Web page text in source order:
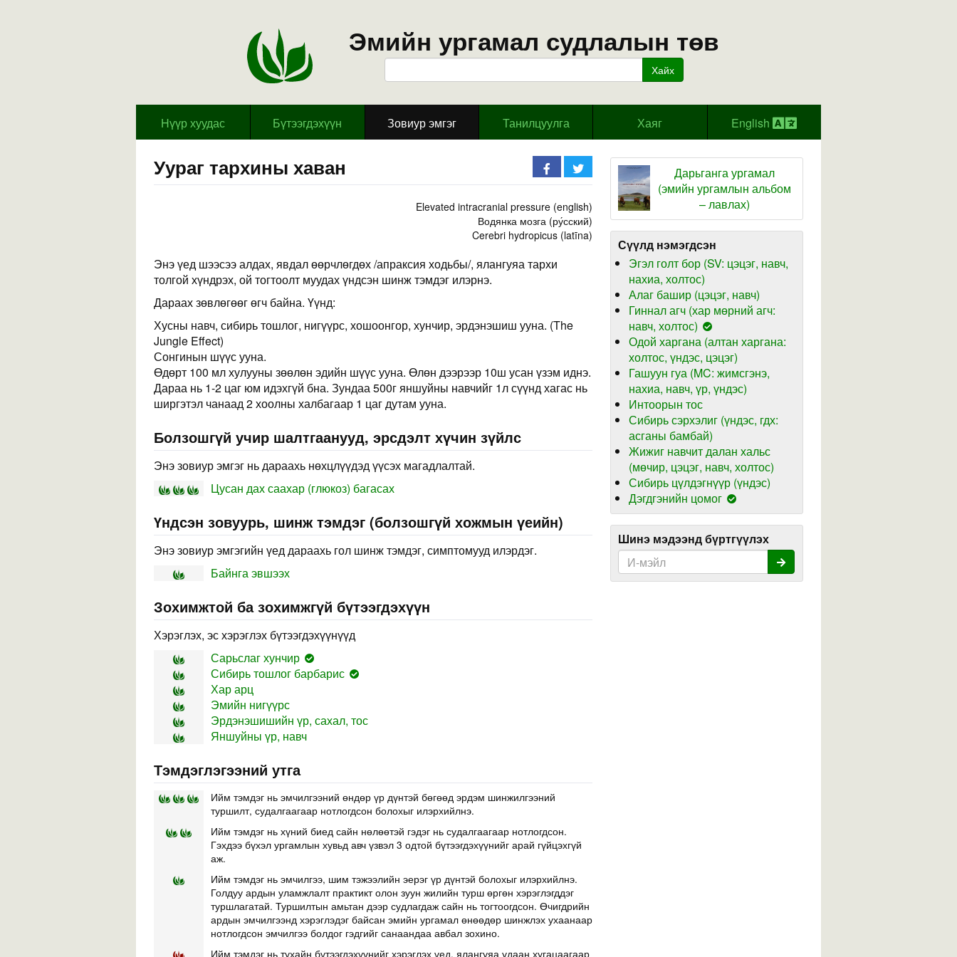
Эмийн ургамал судлалын төв
Хайх
Hүүр хуудас Бүтээгдэхүүн Зовиур эмгэг Танилцуулга Хаяг English
Уураг тархины хаван
Elevated intracranial pressure (english)
Водянка мозга (ру́сский)
Cerebri hydropicus (latīna)
Энэ үед шээсээ алдах, явдал өөрчлөгдөх /апраксия ходьбы/, ялангуяа тархи
толгой хүндрэх, ой тогтоолт муудах үндсэн шинж тэмдэг илэрнэ.
Дараах зөвлөгөөг өгч байна. Үүнд:
Хусны навч, сибирь тошлог, нигүүрс, хошоонгор, хунчир, эрдэнэшиш ууна. (The
Jungle Effect)
Сонгинын шүүс ууна.
Өдөрт 100 мл хулууны зөөлөн эдийн шүүс ууна. Өлөн дээрээр 10ш усан үзэм иднэ.
Дараа нь 1-2 цаг юм идэхгүй бна. Зундаа 500г яншуйны навчийг 1л сүүнд хагас нь
ширгэтэл чанаад 2 хоолны халбагаар 1 цаг дутам ууна.
Болзошгүй учир шалтгаанууд, эрсдэлт хүчин зүйлс
Энэ зовиур эмгэг нь дараахь нөхцлүүдэд үүсэх магадлалтай.
Цусан дах саахар (глюкоз) багасах
Үндсэн зовуурь, шинж тэмдэг (болзошгүй хожмын үеийн)
Энэ зовиур эмгэгийн үед дараахь гол шинж тэмдэг, симптомууд илэрдэг.
Байнга эвшээх
Зохимжтой ба зохимжгүй бүтээгдэхүүн
Хэрэглэх, эс хэрэглэх бүтээгдэхүүнүүд
Сарьслаг хунчир
Сибирь тошлог барбарис
Хар арц
Эмийн нигүүрс
Эрдэнэшишийн үр, сахал, тос
Яншуйны үр, навч
Тэмдэглэгээний утга
Ийм тэмдэг нь эмчилгээний өндөр үр дүнтэй бөгөөд эрдэм шинжилгээний
туршилт, судалгаагаар нотлогдсон болохыг илэрхийлнэ.
Ийм тэмдэг нь хүний биед сайн нөлөөтэй гэдэг нь судалгаагаар нотлогдсон.
Гэхдээ бүхэл ургамлын хувьд авч үзвэл 3 одтой бүтээгдэхүүнийг арай гүйцэхгүй
аж.
Ийм тэмдэг нь эмчилгээ, шим тэжээлийн эерэг үр дүнтэй болохыг илэрхийлнэ.
Голдуу ардын уламжлалт практикт олон зуун жилийн турш өргөн хэрэглэгддэг
туршлагатай. Туршилтын амьтан дээр судлагдаж сайн нь тогтоогдсон. Өчигдрийн
ардын эмчилгээнд хэрэглэдэг байсан эмийн ургамал өнөөдөр шинжлэх ухаанаар
нотлогдсон эмчилгээ болдог гэдгийг санаандаа авбал зохино.
Ийм тэмдэг нь тухайн бүтээгдэхүүнийг хэрэглэх үед, ялангуяа удаан хугацаагаар
Дарьганга ургамал
(эмийн ургамлын альбом
– лавлах)
Сүүлд нэмэгдсэн
Эгэл голт бор (SV: цэцэг, навч,
нахиа, холтос)
Алаг башир (цэцэг, навч)
Гиннал агч (хар мөрний агч:
навч, холтос)
Одой харгана (алтан харгана:
холтос, үндэс, цэцэг)
Гашуун гуа (MC: жимсгэнэ,
нахиа, навч, үр, үндэс)
Интоорын тос
Сибирь сэрхэлиг (үндэс, гдх:
асганы бамбай)
Жижиг навчит далан хальс
(мөчир, цэцэг, навч, холтос)
Сибирь цүлдэгнүүр (үндэс)
Дэгдгэнийн цомог
Шинэ мэдээнд бүртгүүлэх